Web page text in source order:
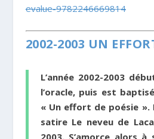
evalue-9782246669814
2002-2003 UN
L’année 2002-2003
l’oracle, puis est
« Un effort de poésie ».
satire Le neveu de
2003. S’amorce alors